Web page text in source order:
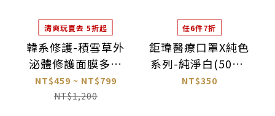
清爽玩夏去 5折起
韓系修護-積雪草外
泌體修護面膜多入
組_PASKIN
NT$459 ~ NT$799
NT$1,200
任6件7折
鉅瑋醫療口罩X純色
系列-純淨白(50片/
盒)
NT$350